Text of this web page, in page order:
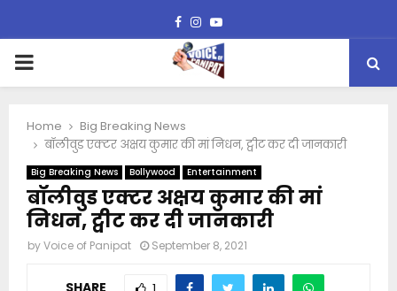
Facebook
Instagram
Youtube
PRIMARY
Home
Big Breaking News
बॉलीवुड एक्टर अक्षय कुमार की मां निधन, ट्वीट कर दी जानकारी
Big Breaking News Bollywood Entertainment
बॉलीवुड एक्टर अक्षय कुमार की मां
निधन, ट्वीट कर दी जानकारी
byVoice of Panipat September 8, 2021
SHARE